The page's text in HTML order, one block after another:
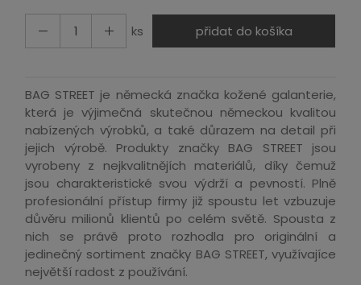
ks přidat do košíka
BAG STREET je německá značka kožené galanterie,
která je výjimečná skutečnou německou kvalitou
nabízených výrobků, a také důrazem na detail při
jejich výrobě. Produkty značky BAG STREET jsou
vyrobeny z nejkvalitnějích materiálů, díky čemuž
jsou charakteristické svou výdrží a pevností. Plně
profesionální přístup firmy již spoustu let vzbuzuje
důvěru milionů klientů po celém světě. Spousta z
nich se právě proto rozhodla pro originální a
jedinečný sortiment značky BAG STREET, využívajíce
největší radost z používání.